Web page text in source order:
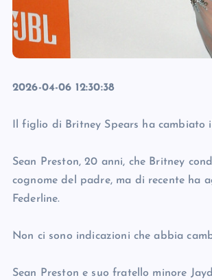
2026-04-06 12:30:38
Il figlio di Britney Spears ha cambiato
Sean Preston, 20 anni, che Britney
cognome del padre, ma di recente ha
Federline.
Non ci sono indicazioni che abbia
Sean Preston e suo fratello minore